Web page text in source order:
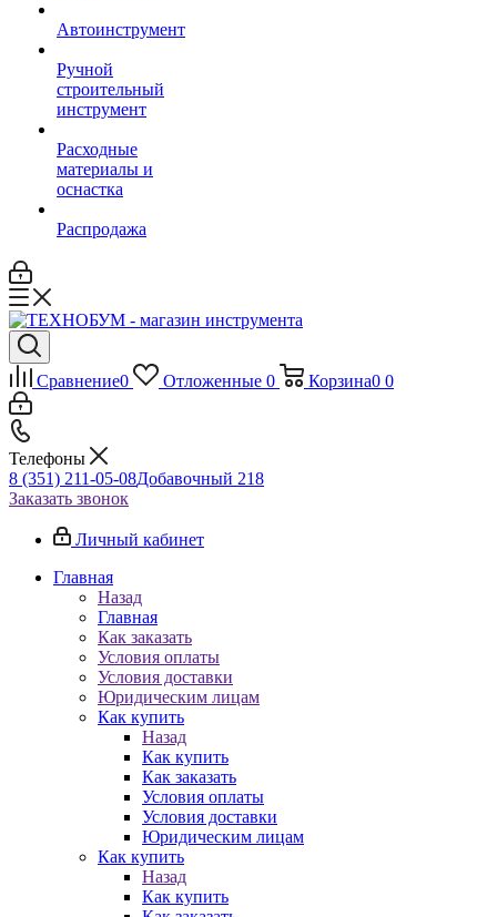
Автоинструмент
Ручной
строительный
инструмент
Расходные
материалы и
оснастка
Распродажа
Сравнение0 Отложенные 0 Корзина0 0
Телефоны
8 (351) 211-05-08Добавочный 218
Заказать звонок
Личный кабинет
Главная
Назад
Главная
Как заказать
Условия оплаты
Условия доставки
Юридическим лицам
Как купить
Назад
Как купить
Как заказать
Условия оплаты
Условия доставки
Юридическим лицам
Как купить
Назад
Как купить